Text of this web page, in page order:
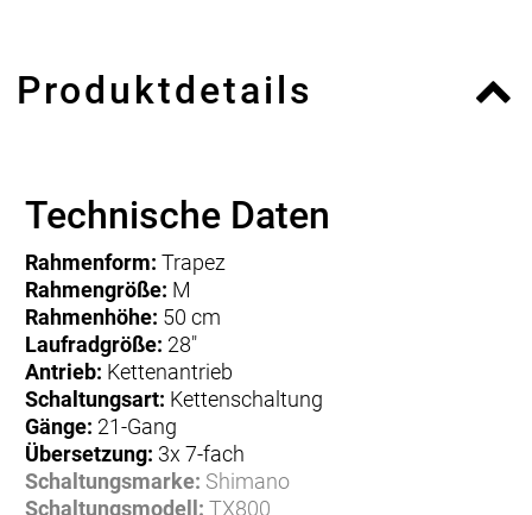
Produktdetails
Technische Daten
Rahmenform: Trapez
Rahmengröße: M
Rahmenhöhe: 50 cm
Laufradgröße: 28"
Antrieb: Kettenantrieb
Schaltungsart: Kettenschaltung
Gänge: 21-Gang
Übersetzung: 3x 7-fach
Schaltungsmarke: Shimano
Schaltungsmodell: TX800